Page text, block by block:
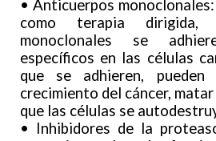
• Anticuerpos
como terapia dirigida,
monoclonales se
específicos en las células
que se adhieren,
crecimiento del cáncer,
que las células se
• Inhibidores de la